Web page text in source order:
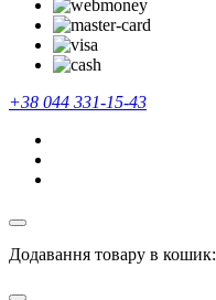
+38 044 331-15-43
Додавання товару в кошик: